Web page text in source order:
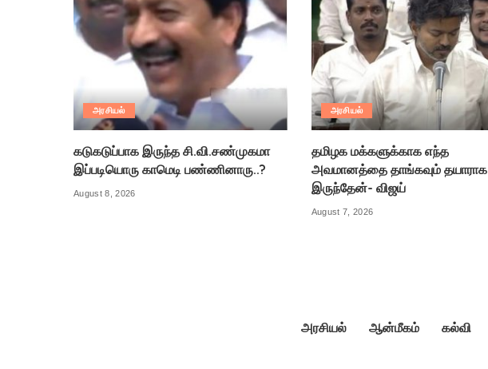
அரசியல்
கடுகடுப்பாக இருந்த சி.வி.சண்முகமா
இப்படியொரு காமெடி பண்ணினாரு..?
August 8, 2026
அரசியல்
தமிழக மக்களுக்காக எந்த
அவமானத்தை தாங்கவும் தயாராக
இருந்தேன்- விஜய்
August 7, 2026
அரசியல் ஆன்மீகம் கல்வி